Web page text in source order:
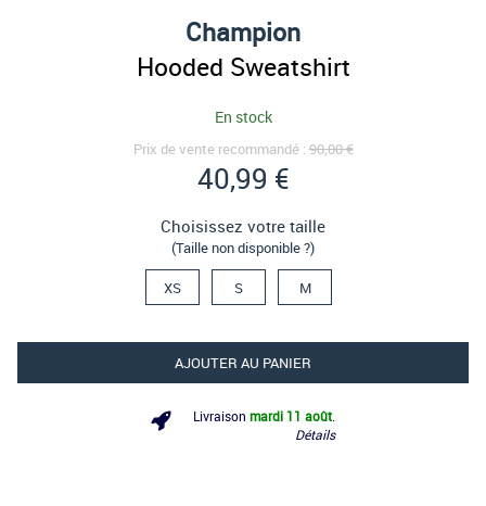
Champion
Hooded Sweatshirt
En stock
Prix de vente recommandé :90,00 €
40,99 €
Choisissez votre taille
(Taille non disponible ?)
XS S M
AJOUTER AU PANIER
Livraison mardi 11 août
Détails